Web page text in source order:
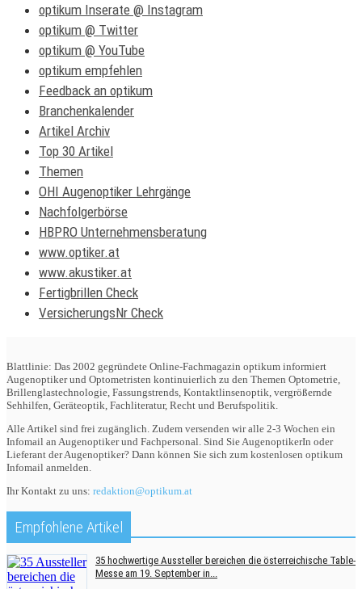
optikum Inserate @ Instagram
optikum @ Twitter
optikum @ YouTube
optikum empfehlen
Feedback an optikum
Branchenkalender
Artikel Archiv
Top 30 Artikel
Themen
OHI Augenoptiker Lehrgänge
Nachfolgerbörse
HBPRO Unternehmensberatung
www.optiker.at
www.akustiker.at
Fertigbrillen Check
VersicherungsNr Check
Blattlinie: Das 2002 gegründete Online-Fachmagazin optikum informiert
Augenoptiker und Optometristen kontinuierlich zu den Themen Optometrie,
Brillenglastechnologie, Fassungstrends, Kontaktlinsenoptik, vergrößernde
Sehhilfen, Geräteoptik, Fachliteratur, Recht und Berufspolitik.
Alle Artikel sind frei zugänglich. Zudem versenden wir alle 2-3 Wochen ein
Infomail an Augenoptiker und Fachpersonal. Sind Sie AugenoptikerIn oder
Lieferant der Augenoptiker? Dann können Sie sich zum kostenlosen optikum
Infomail anmelden.
Ihr Kontakt zu uns: redaktion@optikum.at
Empfohlene Artikel
35 hochwertige Aussteller bereichen die österreichische Table-
Messe am 19. September in...